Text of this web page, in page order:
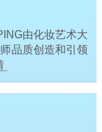
由化妆艺术大
品质创造和引领